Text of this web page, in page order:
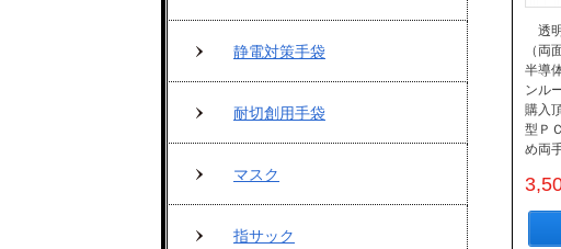
透
（両
半導
ンル
購入
型Ｐ
め両
静電対策手袋
耐切創用手袋
マスク
指サック